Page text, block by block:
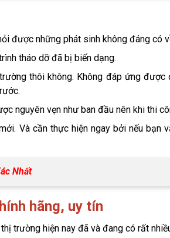
được những phát sinh không đáng có
tháo dỡ đã bị biến dạng.
thôi không. Không đáp ứng
nguyên vẹn như ban đầu nên khi thi
Và cần thực hiện ngay bởi nếu bạn
Nhất
hãng, uy tín
trường hiện nay đã và đang có rất